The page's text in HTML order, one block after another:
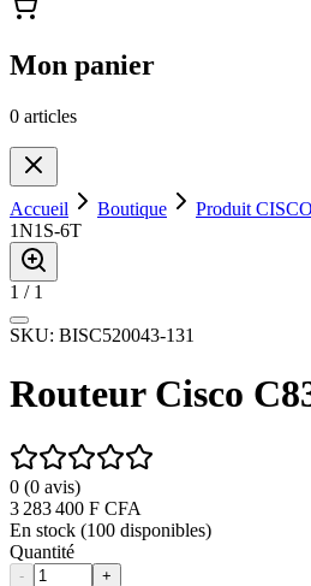
Mon panier
0 articles
Accueil Boutique Produit CISCO
1N1S-6T
1 / 1
SKU: BISC520043-131
Routeur Cisco
0 (0 avis)
3 283 400 F CFA
En stock (100 disponibles)
Quantité
- +